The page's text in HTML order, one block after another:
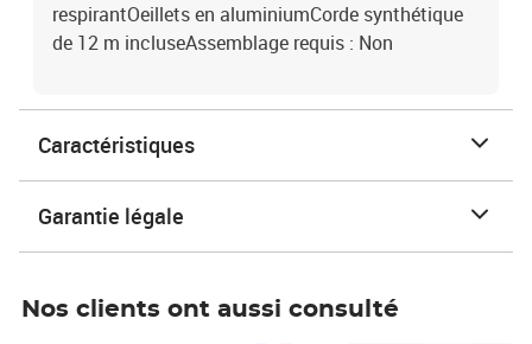
respirantOeillets en aluminiumCorde synthétique
de 12 m incluseAssemblage requis : Non
Caractéristiques
Garantie légale
Nos clients ont aussi consulté